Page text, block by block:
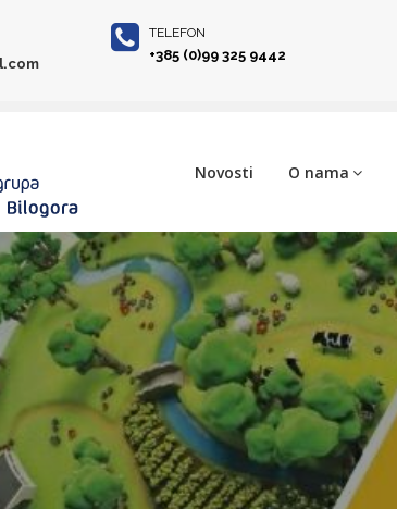
TELEFON
+385 (0)99 325 9442
Novosti O nama